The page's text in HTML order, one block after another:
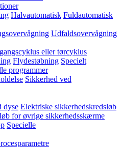
Halvautomatisk Fuldautomatisk
Udfaldsovervågning
eller tørcyklus
Flydestøbning Specielt
programmer
Sikkerhed ved
dyse Elektriske sikkerhedskredsløb
for øvrige sikkerhedsskærme
Specielle